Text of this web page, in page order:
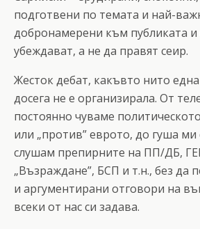
подготвени по темата и най-
добронамерени към публиката и
убеждават, а не да правят сеир.
Жесток дебат, какъвто нито
досега не е организирала. От
постоянно чуваме
или „против” еврото, до гуша
слушам препирните на ПП/ДБ,
„Възраждане”, БСП и т.н., без да
и аргументирани отговори на
всеки от нас си задава.